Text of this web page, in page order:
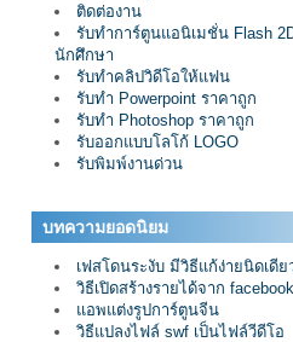
ติดต่องาน
รับทำการ์ตูนแอนิเมชั่น Flash
นักศึกษา
รับทำคลิปวิดีโอให้แฟน
รับทำ Powerpoint ราคาถูก
รับทำ Photoshop ราคาถูก
รับออกแบบโลโก้ LOGO
รับพิมพ์งานด่วน
บทความยอดนิยม
เฟสโดนระงับ มีวิธีแก้ง่ายนิดเดีย
วิธีเปิดสร้างรายได้จาก
แอพแต่งรูปการ์ตูนจีน
วิธีแปลงไฟล์ swf เป็นไฟล์วีดีโอ